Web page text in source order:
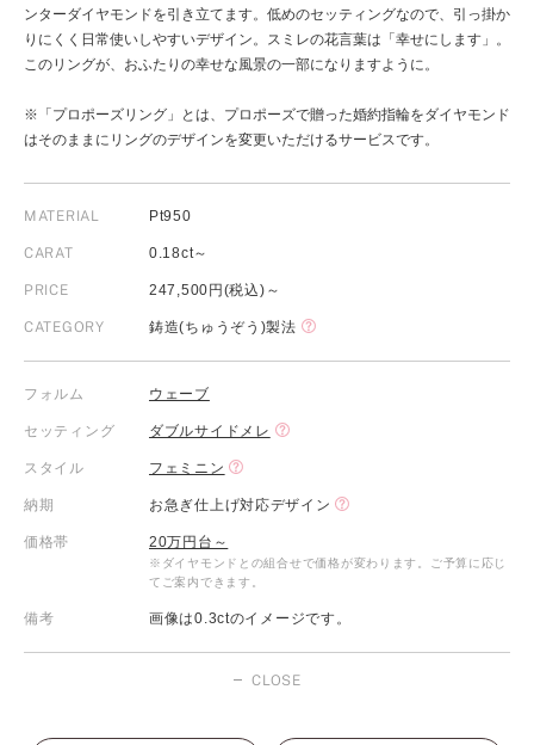
ンターダイヤモンドを引き立てます。低めのセッティングなので、引っ掛か
りにくく日常使いしやすいデザイン。スミレの花言葉は「幸せにします」。
このリングが、おふたりの幸せな風景の一部になりますように。
※「プロポーズリング」とは、プロポーズで贈った婚約指輪をダイヤモンド
はそのままにリングのデザインを変更いただけるサービスです。
MATERIAL Pt950
CARAT 0.18ct～
PRICE 247,500円(税込)～
CATEGORY 鋳造(ちゅうぞう)製法
フォルム ウェーブ
セッティング ダブルサイドメレ
スタイル フェミニン
納期 お急ぎ仕上げ対応デザイン
価格帯 20万円台～
※ダイヤモンドとの組合せで価格が変わります。ご予算に応じ
てご案内できます。
備考 画像は0.3ctのイメージです。
CLOSE